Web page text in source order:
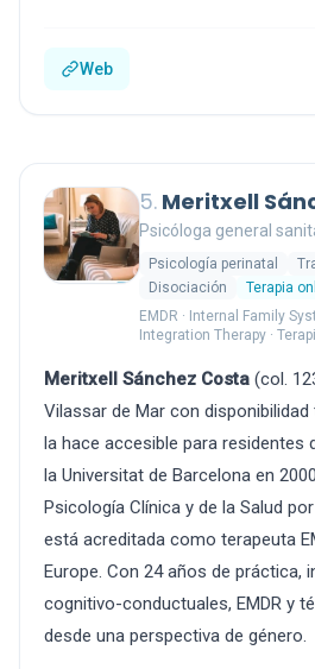
Web
5. Meritxell
Psicóloga general
Psicología perinatal
Disociación
Terapia
EMDR · Internal Family
Integration Therapy ·
Meritxell Sánchez Costa (col.
Vilassar de Mar con
la hace accesible para residentes
la Universitat de Barcelona en
Psicología Clínica y de la Salud
está acreditada como terapeuta
Europe. Con 24 años de práctica,
cognitivo-conductuales, EMDR y
desde una perspectiva de género.